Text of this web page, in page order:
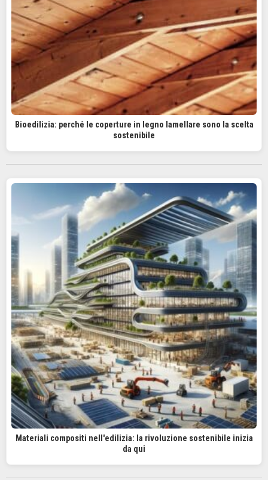
Bioedilizia: perché le coperture in legno lamellare sono la scelta
sostenibile
Materiali compositi nell'edilizia: la rivoluzione sostenibile inizia
da qui